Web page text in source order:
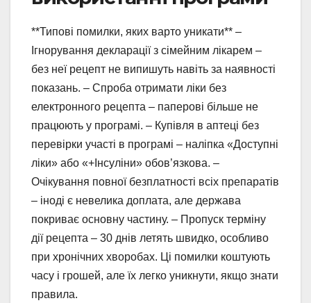
**Типові помилки, яких варто уникати** –
Ігнорування декларації з сімейним лікарем –
без неї рецепт не випишуть навіть за наявності
показань. – Спроба отримати ліки без
електронного рецепта – паперові більше не
працюють у програмі. – Купівля в аптеці без
перевірки участі в програмі – наліпка «Доступні
ліки» або «+Інсуліни» обов’язкова. –
Очікування повної безплатності всіх препаратів
– іноді є невелика доплата, але держава
покриває основну частину. – Пропуск терміну
дії рецепта – 30 днів летять швидко, особливо
при хронічних хворобах. Ці помилки коштують
часу і грошей, але їх легко уникнути, якщо знати
правила.